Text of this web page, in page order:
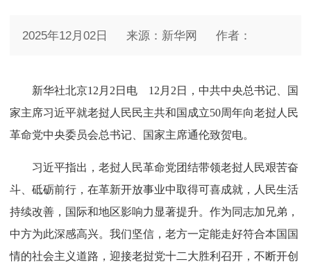
2025年12月02日 来源：新华网 作者：
新华社北京12月2日电 12月2日，中共中央总书记、国
家主席习近平就老挝人民民主共和国成立50周年向老挝人民
革命党中央委员会总书记、国家主席通伦致贺电。
习近平指出，老挝人民革命党团结带领老挝人民艰苦奋
斗、砥砺前行，在革新开放事业中取得可喜成就，人民生活
持续改善，国际和地区影响力显著提升。作为同志加兄弟，
中方为此深感高兴。我们坚信，老方一定能走好符合本国国
情的社会主义道路，迎接老挝党十二大胜利召开，不断开创